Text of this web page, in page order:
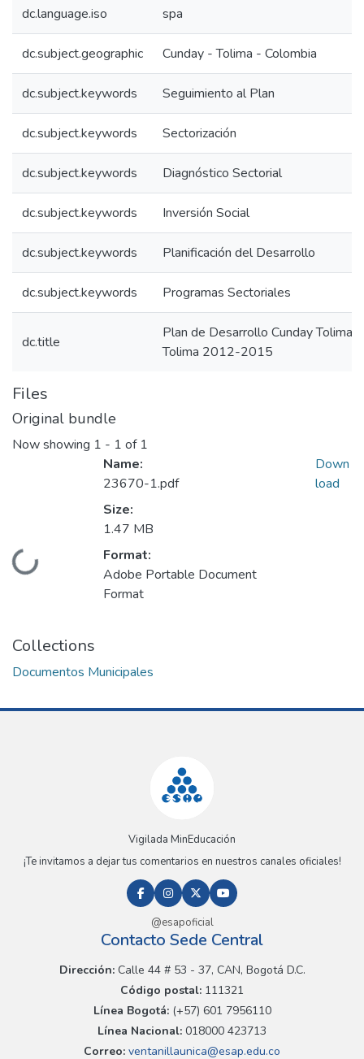
dc.language.iso spa
dc.subject.geographic Cunday - Tolima - Colombia
dc.subject.keywords Seguimiento al Plan
dc.subject.keywords Sectorización
dc.subject.keywords Diagnóstico Sectorial
dc.subject.keywords Inversión Social
dc.subject.keywords Planificación del Desarrollo
dc.subject.keywords Programas Sectoriales
dc.title
Plan de Desarrollo Cunday
Tolima 2012-2015
Files
Original bundle
Now showing 1 - 1 of 1
Loading...
Name:
23670-1.pdf
Size:
1.47 MB
Format:
Adobe Portable Document
Format
Down
load
Collections
Documentos Municipales
Vigilada MinEducación
¡Te invitamos a dejar tus comentarios en nuestros canales oficiales!
@esapoficial
Contacto Sede Central
Dirección:Calle 44 # 53 - 37, CAN, Bogotá D.C.
Código postal: 111321
Línea Bogotá:(+57) 601 7956110
Línea Nacional: 018000 423713
Correo: ventanillaunica@esap.edu.co